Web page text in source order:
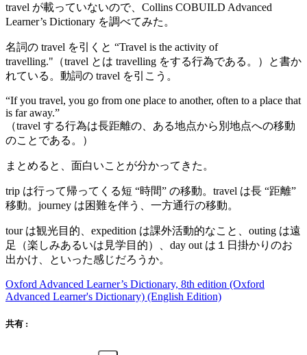
travel が載っていないので、Collins COBUILD Advanced
Learner’s Dictionary を調べてみた。
名詞の travel を引くと “Travel is the activity of
travelling."（travel とは travelling をする行為である。）と書か
れている。動詞の travel を引こう。
“If you travel, you go from one place to another, often to a place that
is far away.”
（travel する行為は長距離の、ある地点から別地点への移動
のことである。）
まとめると、面白いことが分かってきた。
trip は行って帰ってくる短 “時間” の移動。travel は長 “距離”
移動。journey は困難を伴う、一方通行の移動。
tour は観光目的、expedition は課外活動的なこと、outing は遠
足（楽しみあるいは見学目的）、day out は１日掛かりのお
出かけ、といった感じだろうか。
Oxford Advanced Learner’s Dictionary, 8th edition (Oxford
Advanced Learner's Dictionary) (English Edition)
共有 :